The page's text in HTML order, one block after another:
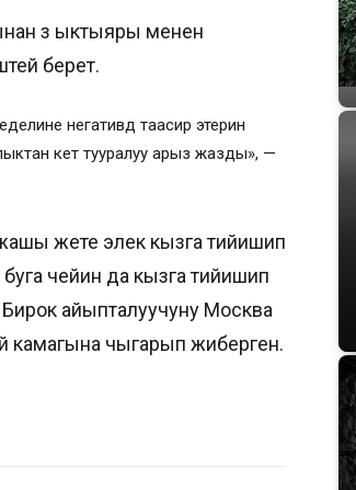
өз ыктыяры менен
берет.
негативдүү таасир этерин
кетүү тууралуу арыз жазды», —
жашы жете элек кызга тийишип
чейин да кызга тийишип
айыпталуучуну Москва
камагына чыгарып жиберген.